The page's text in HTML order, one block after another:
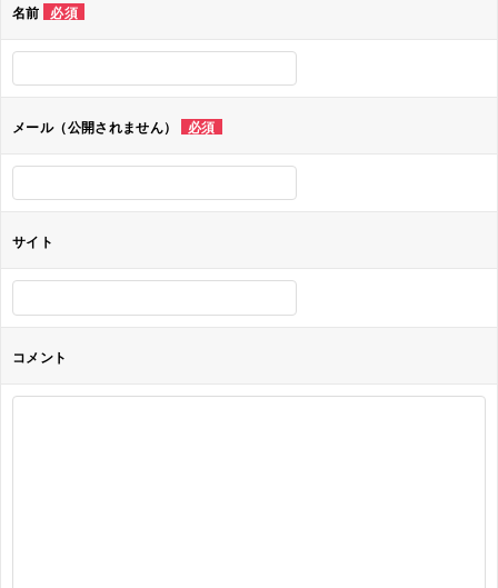
シ
ョ
ン
名前 必須
メール（公開されません） 必須
サイト
コメント